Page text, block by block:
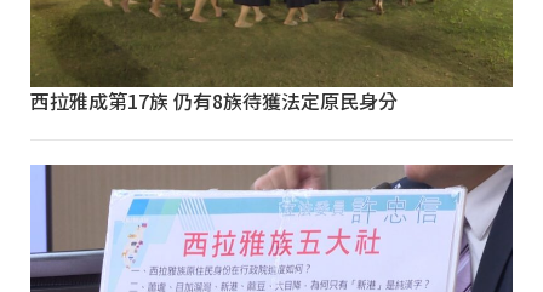
西拉雅成第17族 仍有8族待獲法定原民身分